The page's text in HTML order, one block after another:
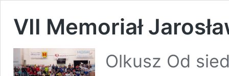
VII Memoriał
Olkusz Od